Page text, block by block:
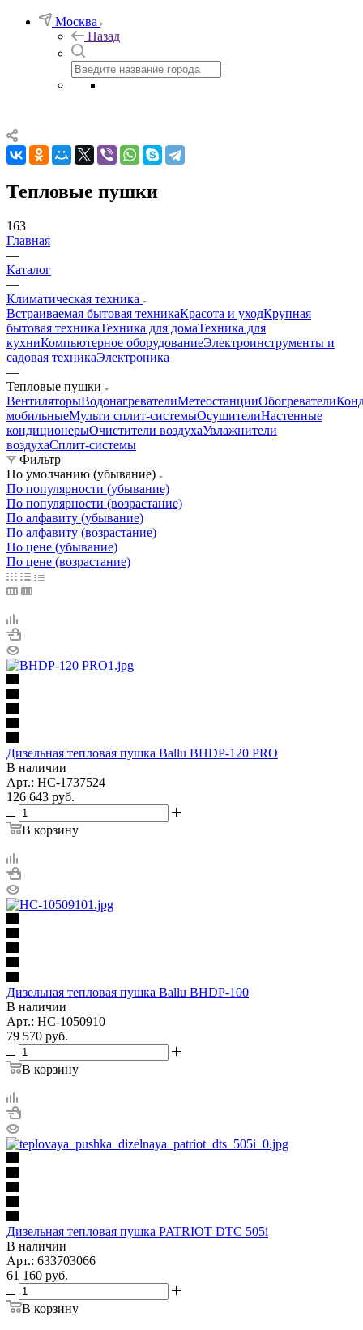
Москва
Назад
Тепловые пушки
163
Главная
—
Каталог
—
Климатическая техника
Встраиваемая бытовая техникаКрасота и уходКрупная
бытовая техникаТехника для домаТехника для
кухниКомпьютерное оборудованиеЭлектроинструменты и
садовая техникаЭлектроника
—
Тепловые пушки
ВентиляторыВодонагревателиМетеостанцииОбогреватели
мобильныеМульти сплит-системыОсушителиНастенные
кондиционерыОчистители воздухаУвлажнители
воздухаСплит-системы
Фильтр
По умолчанию (убывание)
По популярности (убывание)
По популярности (возрастание)
По алфавиту (убывание)
По алфавиту (возрастание)
По цене (убывание)
По цене (возрастание)
Дизельная тепловая пушка Ballu BHDP-120 PRO
В наличии
Арт.: НС-1737524
126 643 руб.
В корзину
Дизельная тепловая пушка Ballu BHDP-100
В наличии
Арт.: НС-1050910
79 570 руб.
В корзину
Дизельная тепловая пушка PATRIOT DTС 505i
В наличии
Арт.: 633703066
61 160 руб.
В корзину